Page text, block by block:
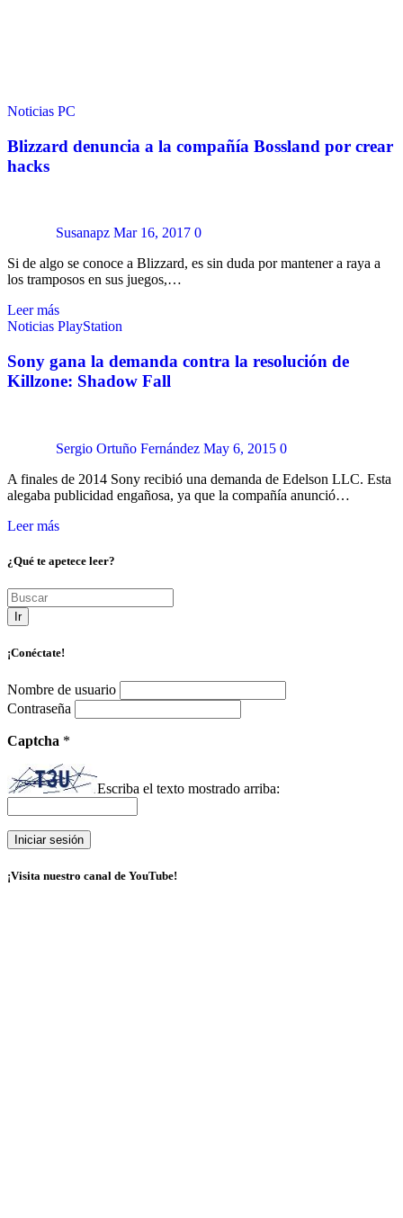
Noticias PC
Blizzard denuncia a la compañía Bossland por crear
hacks
Susanapz Mar 16, 2017 0
Si de algo se conoce a Blizzard, es sin duda por mantener a raya a
los tramposos en sus juegos,…
Leer más
Noticias PlayStation
Sony gana la demanda contra la resolución de
Killzone: Shadow Fall
Sergio Ortuño Fernández May 6, 2015 0
A finales de 2014 Sony recibió una demanda de Edelson LLC. Esta
alegaba publicidad engañosa, ya que la compañía anunció…
Leer más
¿Qué te apetece leer?
Ir
¡Conéctate!
Nombre de usuario
Contraseña
Captcha *
Escriba el texto mostrado arriba:
¡Visita nuestro canal de YouTube!